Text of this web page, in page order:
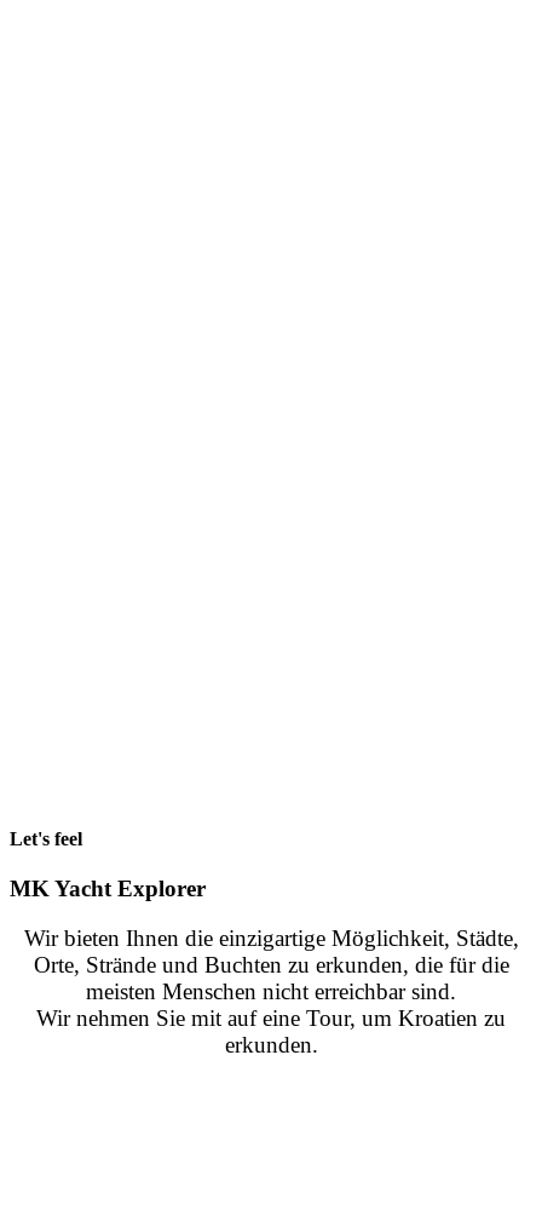
Let's feel
MK Yacht Explorer
Wir bieten Ihnen die einzigartige Möglichkeit, Städte,
Orte, Strände und Buchten zu erkunden, die für die
meisten Menschen nicht erreichbar sind.
Wir nehmen Sie mit auf eine Tour, um Kroatien zu
erkunden.